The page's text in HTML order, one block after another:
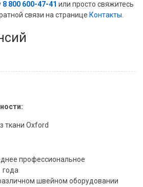
8 800 600-47-41 или просто свяжитесь
связи на странице Контакты
ткани Oxford
профессиональное
года
швейном оборудовании